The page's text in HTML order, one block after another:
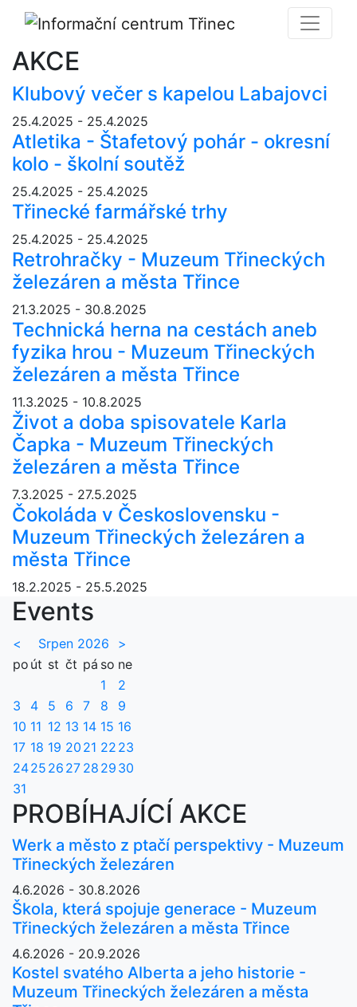
AKCE
Klubový večer s kapelou Labajovci
25.4.2025 - 25.4.2025
Atletika - Štafetový pohár - okresní
kolo - školní soutěž
25.4.2025 - 25.4.2025
Třinecké farmářské trhy
25.4.2025 - 25.4.2025
Retrohračky - Muzeum Třineckých
železáren a města Třince
21.3.2025 - 30.8.2025
Technická herna na cestách aneb
fyzika hrou - Muzeum Třineckých
železáren a města Třince
11.3.2025 - 10.8.2025
Život a doba spisovatele Karla
Čapka - Muzeum Třineckých
železáren a města Třince
7.3.2025 - 27.5.2025
Čokoláda v Československu -
Muzeum Třineckých železáren a
města Třince
18.2.2025 - 25.5.2025
Events
< Srpen 2026
>
po út st čt pá so ne
1
2
3
4 5 6 7 8
9
10 11 12 13 14 15 16
17 18 19 20 21 22 23
2425 26 27 28 29 30
31
PROBÍHAJÍCÍ AKCE
Werk a město z ptačí perspektivy - Muzeum
Třineckých železáren
4.6.2026 - 30.8.2026
Škola, která spojuje generace - Muzeum
Třineckých železáren a města Třince
4.6.2026 - 20.9.2026
Kostel svatého Alberta a jeho historie -
Muzeum Třineckých železáren a města